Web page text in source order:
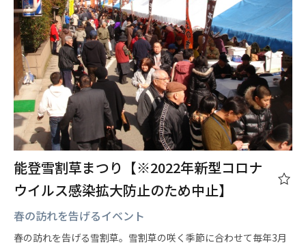
能登雪割草まつり【※2022年新型コロナ
ウイルス感染拡大防止のため中止】
春の訪れを告げるイベント
春の訪れを告げる雪割草。雪割草の咲く季節に合わせて毎年3月